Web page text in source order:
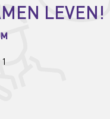
LEVEN!